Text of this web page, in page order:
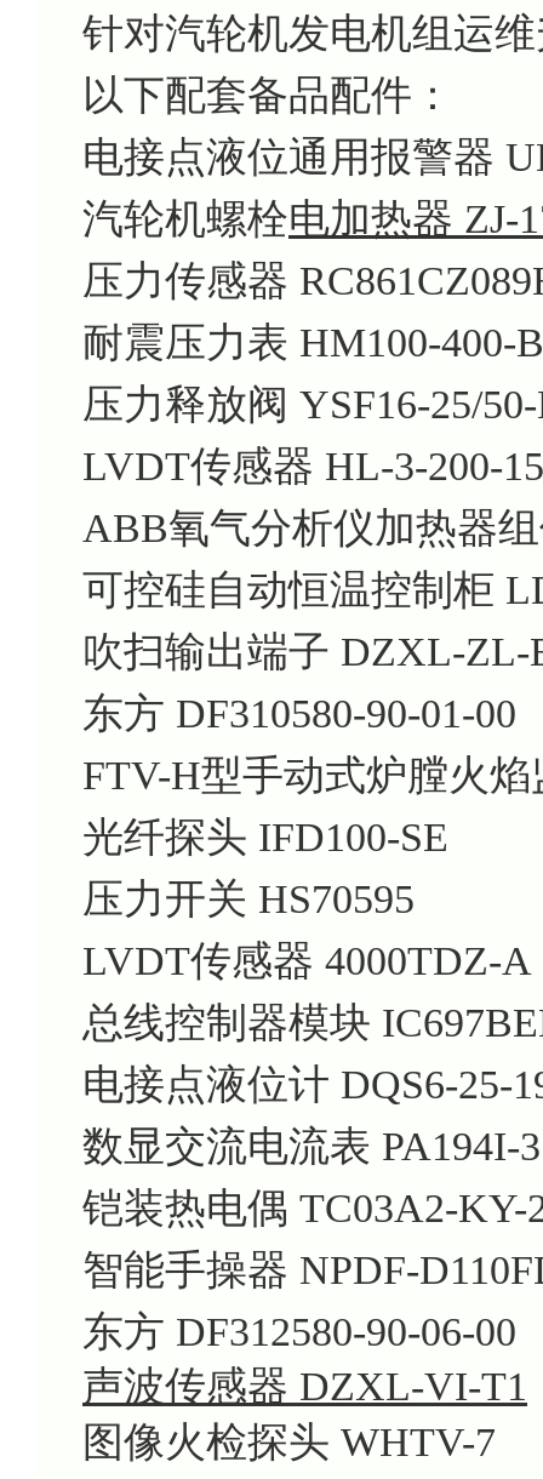
针对汽轮机发电机组运
以下配套备品配件：
电接点液位通用报警器
汽轮机螺栓电加热器 ZJ-
压力传感器
耐震压力表 HM100-400-
压力释放阀 YSF16-25/
LVDT传感器 HL-3-200-
ABB氧气分析仪加热器
可控硅自动恒温控制柜
吹扫输出端子 DZXL-ZL-
东方 DF310580-90-01-00
FTV-H型手动式炉膛火
光纤探头 IFD100-SE
压力开关 HS70595
LVDT传感器 4000TDZ-A
总线控制器模块
电接点液位计 DQS6-25-
数显交流电流表 PA194I-
铠装热电偶 TC03A2-KY-
智能手操器 NPDF-
东方 DF312580-90-06-00
声波传感器 DZXL-VI-T1
图像火检探头 WHTV-7